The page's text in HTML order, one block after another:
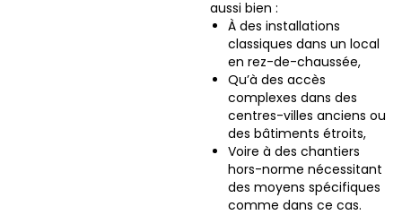
aussi bien :
À des installations
classiques dans un local
en rez-de-chaussée,
Qu’à des accès
complexes dans des
centres-villes anciens ou
des bâtiments étroits,
Voire à des chantiers
hors-norme nécessitant
des moyens spécifiques
comme dans ce cas.